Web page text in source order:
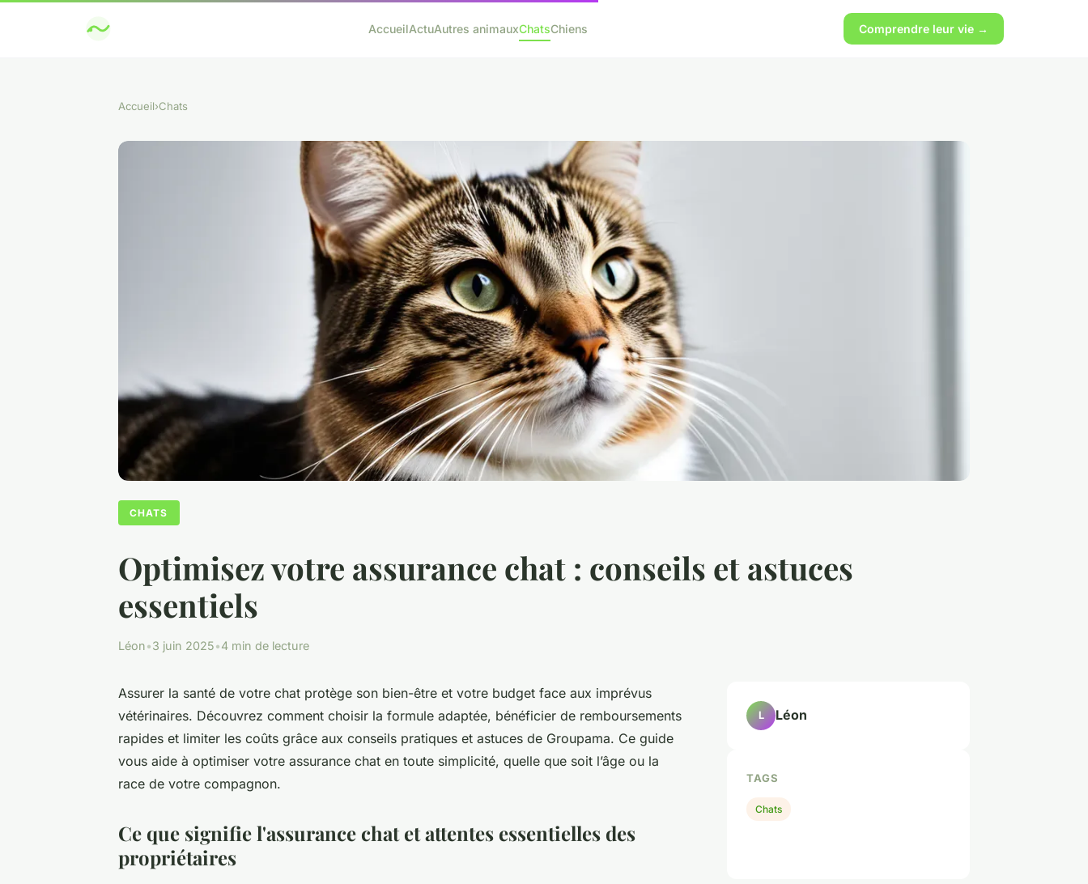
AccueilActuAutres animauxChatsChiens Comprendre leur vie →
Accueil›Chats
CHATS
Optimisez votre assurance chat : conseils et astuces
essentiels
Léon•3 juin 2025•4 min de lecture
Assurer la santé de votre chat protège son bien-être et votre budget face aux imprévus
vétérinaires. Découvrez comment choisir la formule adaptée, bénéficier de remboursements
rapides et limiter les coûts grâce aux conseils pratiques et astuces de Groupama. Ce guide
vous aide à optimiser votre assurance chat en toute simplicité, quelle que soit l’âge ou la
race de votre compagnon.
Ce que signifie l'assurance chat et attentes essentielles des
propriétaires
L Léon
TAGS
Chats